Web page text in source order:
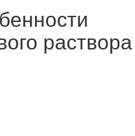
раствора